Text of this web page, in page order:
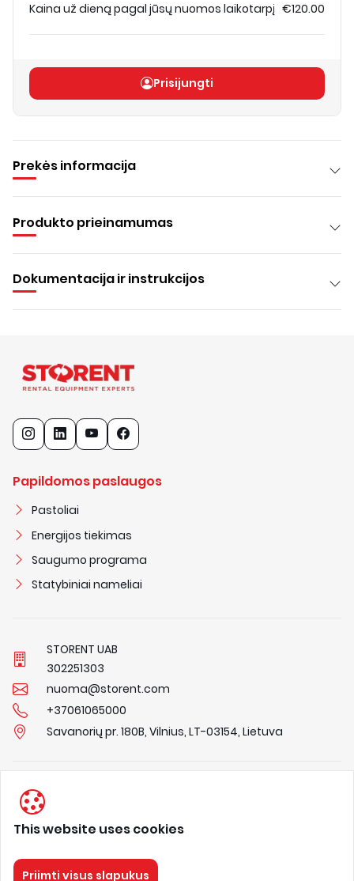
Kaina už dieną pagal jūsų nuomos laikotarpį €120.00
Prisijungti
Prekės informacija
Produkto prieinamumas
Dokumentacija ir instrukcijos
Papildomos paslaugos
Pastoliai
Energijos tiekimas
Saugumo programa
Statybiniai nameliai
STORENT UAB
302251303
nuoma@storent.com
+37061065000
Savanorių pr. 180B, Vilnius, LT-03154, Lietuva
Privacy Policy
About us
This website uses cookies
Priimti visus slapukus